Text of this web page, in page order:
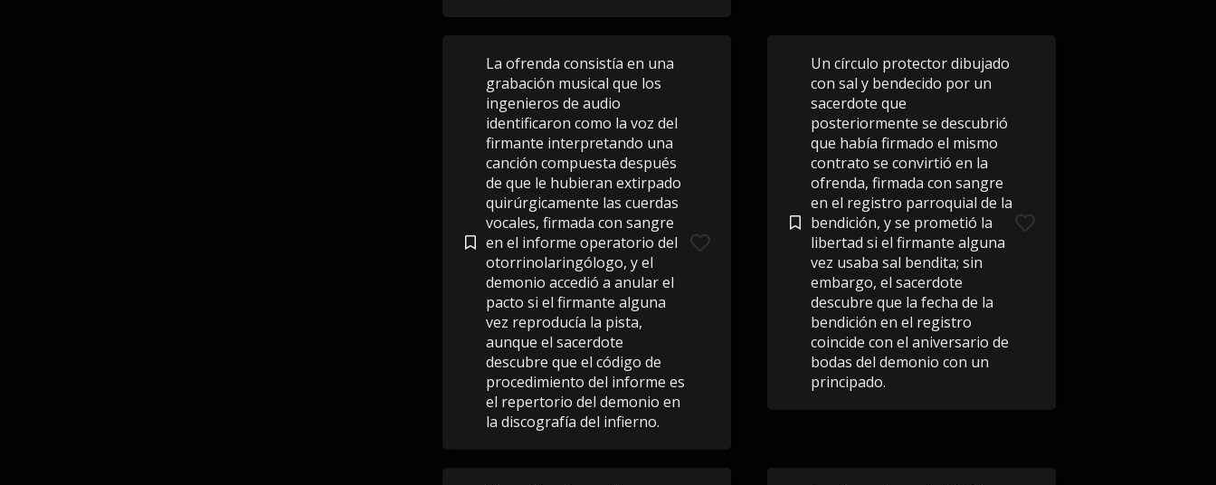
La ofrenda consistía en una
grabación musical que los
ingenieros de audio
identificaron como la voz del
firmante interpretando una
canción compuesta después
de que le hubieran extirpado
quirúrgicamente las cuerdas
vocales, firmada con sangre
en el informe operatorio del
otorrinolaringólogo, y el
demonio accedió a anular el
pacto si el firmante alguna
vez reproducía la pista,
aunque el sacerdote
descubre que el código de
procedimiento del informe es
el repertorio del demonio en
la discografía del infierno.
Un círculo protector dibujado
con sal y bendecido por un
sacerdote que
posteriormente se descubrió
que había firmado el mismo
contrato se convirtió en la
ofrenda, firmada con sangre
en el registro parroquial de la
bendición, y se prometió la
libertad si el firmante alguna
vez usaba sal bendita; sin
embargo, el sacerdote
descubre que la fecha de la
bendición en el registro
coincide con el aniversario de
bodas del demonio con un
principado.